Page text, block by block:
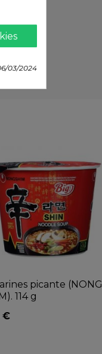
picante (NONG
114 g
€
03/2024